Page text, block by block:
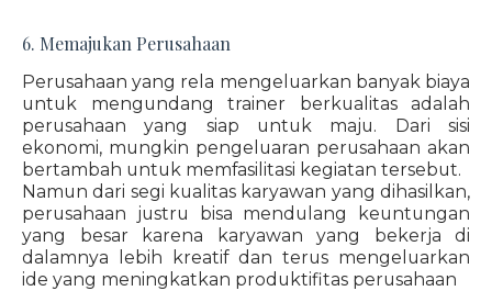
6. Memajukan Perusahaan
Perusahaan yang rela mengeluarkan banyak biaya
untuk mengundang trainer berkualitas adalah
perusahaan yang siap untuk maju. Dari sisi
ekonomi, mungkin pengeluaran perusahaan akan
bertambah untuk memfasilitasi kegiatan tersebut.
Namun dari segi kualitas karyawan yang dihasilkan,
perusahaan justru bisa mendulang keuntungan
yang besar karena karyawan yang bekerja di
dalamnya lebih kreatif dan terus mengeluarkan
ide yang meningkatkan produktifitas perusahaan